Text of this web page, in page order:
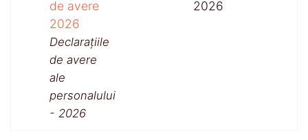
de avere
2026
Declarațiile
de avere
ale
personalului
- 2026
2026